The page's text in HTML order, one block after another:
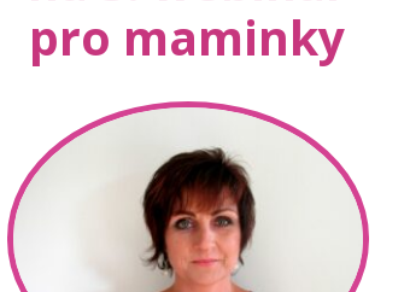
pro maminky